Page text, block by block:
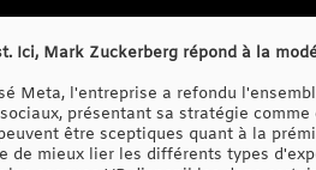
Ici, Mark Zuckerberg répond à la
Meta, l'entreprise a refondu
présentant sa stratégie
être sceptiques quant à la
de mieux lier les différents types